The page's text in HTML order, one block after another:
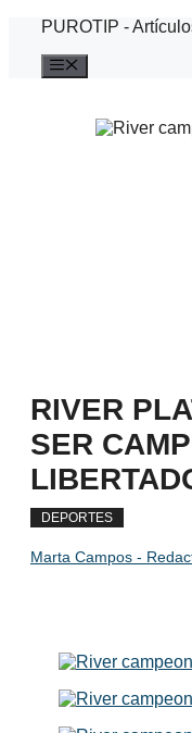
Saltar
contenido
PUROTIP -
RIVER
SER
DEPORTES
Marta Campos -